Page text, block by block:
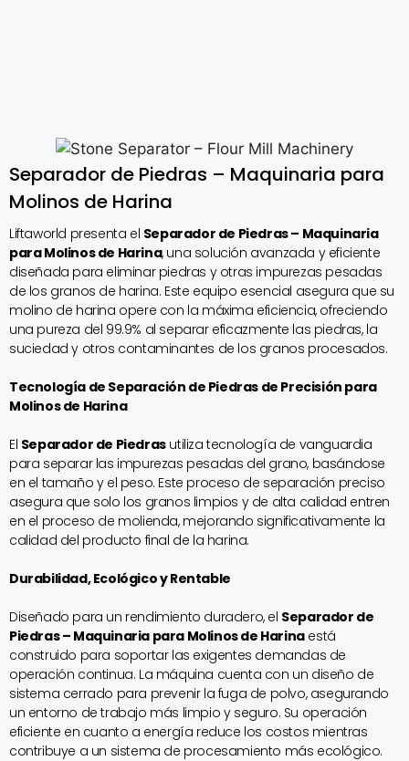
Separador de Piedras – Maquinaria para
Molinos de Harina
Liftaworld presenta el Separador de Piedras – Maquinaria
para Molinos de Harina, una solución avanzada y eficiente
diseñada para eliminar piedras y otras impurezas pesadas
de los granos de harina. Este equipo esencial asegura que su
molino de harina opere con la máxima eficiencia, ofreciendo
una pureza del 99.9% al separar eficazmente las piedras, la
suciedad y otros contaminantes de los granos procesados.
Tecnología de Separación de Piedras de Precisión para
Molinos de Harina
El Separador de Piedrasutiliza tecnología de vanguardia
para separar las impurezas pesadas del grano, basándose
en el tamaño y el peso. Este proceso de separación preciso
asegura que solo los granos limpios y de alta calidad entren
en el proceso de molienda, mejorando significativamente la
calidad del producto final de la harina.
Durabilidad, Ecológico y Rentable
Diseñado para un rendimiento duradero, el Separador de
Piedras – Maquinaria para Molinos de Harinaestá
construido para soportar las exigentes demandas de
operación continua. La máquina cuenta con un diseño de
sistema cerrado para prevenir la fuga de polvo, asegurando
un entorno de trabajo más limpio y seguro. Su operación
eficiente en cuanto a energía reduce los costos mientras
contribuye a un sistema de procesamiento más ecológico.